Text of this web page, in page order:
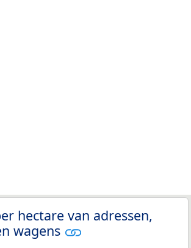
hectare van adressen,
wagens